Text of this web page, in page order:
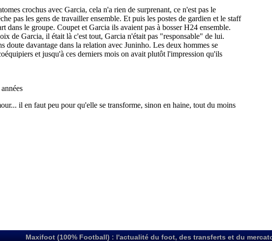
Maxifoot (100% Football) : l'actualité du foot, des transferts et du